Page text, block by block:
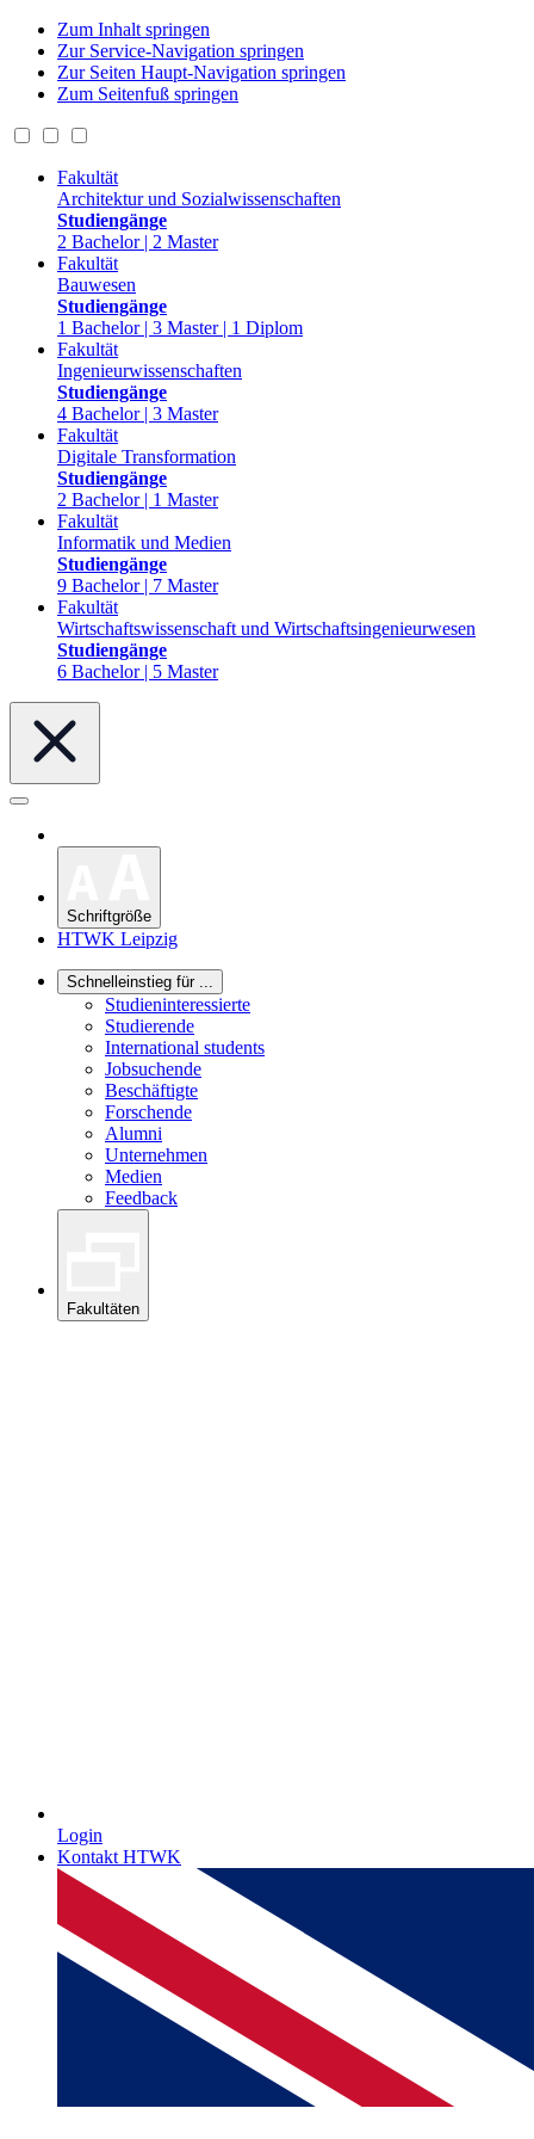
Zum Inhalt springen
Zur Service-Navigation springen
Zur Seiten Haupt-Navigation springen
Zum Seitenfuß springen
Fakultät
Architektur und Sozialwissenschaften
Studiengänge
2 Bachelor | 2 Master
Fakultät
Bauwesen
Studiengänge
1 Bachelor | 3 Master | 1 Diplom
Fakultät
Ingenieurwissenschaften
Studiengänge
4 Bachelor | 3 Master
Fakultät
Digitale Transformation
Studiengänge
2 Bachelor | 1 Master
Fakultät
Informatik und Medien
Studiengänge
9 Bachelor | 7 Master
Fakultät
Wirtschaftswissenschaft und Wirtschaftsingenieurwesen
Studiengänge
6 Bachelor | 5 Master
Schriftgröße
HTWK Leipzig
Schnelleinstieg für ...
Studieninteressierte
Studierende
International students
Jobsuchende
Beschäftigte
Forschende
Alumni
Unternehmen
Medien
Feedback
Fakultäten
Login
Kontakt HTWK